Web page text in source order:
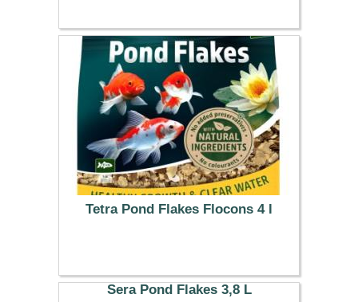
Tetra Pond Flakes Flocons 4 l
29.26 €
Sera Pond Flakes 3,8 L